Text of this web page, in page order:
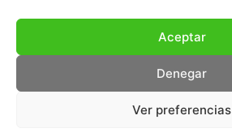
Aceptar
Denegar
Ver preferencias